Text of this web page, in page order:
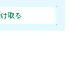
取る